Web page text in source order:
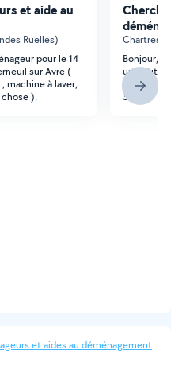
et aide au
Ruelles)
pour le 14
sur Avre (
machine à laver,
).
Chartres
Bonjour,
un petit
2h de taf,
30/07
et aides au déménagement